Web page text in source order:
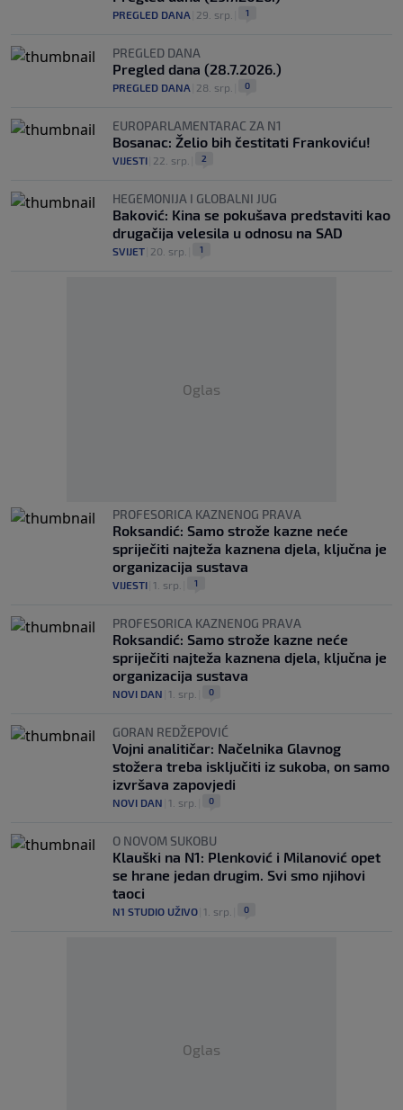
PREGLED DANA 29. srp. 1
PREGLED DANA
Pregled dana (28.7.2026.)
PREGLED DANA 28. srp. 0
EUROPARLAMENTARAC ZA N1
Bosanac: Želio bih čestitati Frankoviću!
VIJESTI 22. srp. 2
HEGEMONIJA I GLOBALNI JUG
Baković: Kina se pokušava predstaviti kao
drugačija velesila u odnosu na SAD
SVIJET 20. srp. 1
Oglas
PROFESORICA KAZNENOG PRAVA
Roksandić: Samo strože kazne neće
spriječiti najteža kaznena djela, ključna je
organizacija sustava
VIJESTI 1. srp. 1
PROFESORICA KAZNENOG PRAVA
Roksandić: Samo strože kazne neće
spriječiti najteža kaznena djela, ključna je
organizacija sustava
NOVI DAN 1. srp. 0
GORAN REDŽEPOVIĆ
Vojni analitičar: Načelnika Glavnog
stožera treba isključiti iz sukoba, on samo
izvršava zapovjedi
NOVI DAN 1. srp. 0
O NOVOM SUKOBU
Klauški na N1: Plenković i Milanović opet
se hrane jedan drugim. Svi smo njihovi
taoci
N1 STUDIO UŽIVO 1. srp. 0
Oglas